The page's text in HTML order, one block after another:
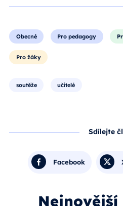
Obecné Pro pedagogy
Pro žáky
soutěže učitelé
Sdílejte
Facebook